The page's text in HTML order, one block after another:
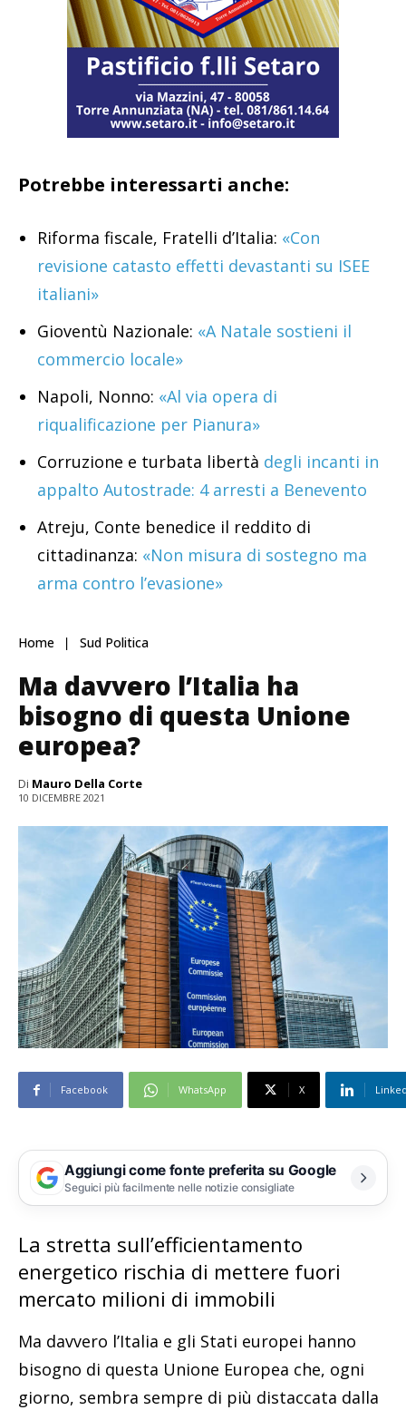
Potrebbe interessarti anche:
Riforma fiscale, Fratelli d’Italia: «Con
revisione catasto effetti devastanti su ISEE
italiani»
Gioventù Nazionale: «A Natale sostieni il
commercio locale»
Napoli, Nonno: «Al via opera di
riqualificazione per Pianura»
Corruzione e turbata libertà degli incanti in
appalto Autostrade: 4 arresti a Benevento
Atreju, Conte benedice il reddito di
cittadinanza: «Non misura di sostegno ma
arma contro l’evasione»
Home Sud Politica
Ma davvero l’Italia ha
bisogno di questa Unione
europea?
Di Mauro Della Corte
10 DICEMBRE 2021
Facebook WhatsApp X
Aggiungi come fonte preferita su Google
Seguici più facilmente nelle notizie consigliate
La stretta sull’efficientamento
energetico rischia di mettere fuori
mercato milioni di immobili
Ma davvero l’Italia e gli Stati europei hanno
bisogno di questa Unione Europea che, ogni
giorno, sembra sempre di più distaccata dalla